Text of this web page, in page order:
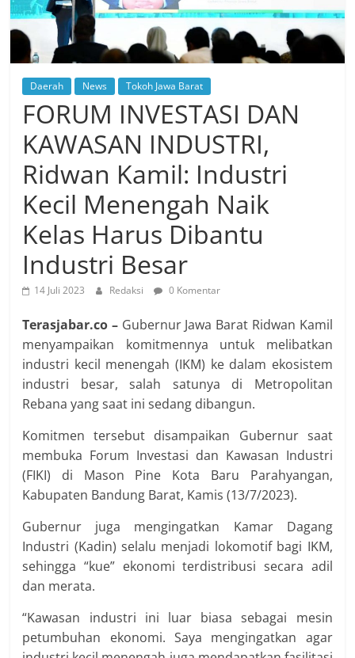
Daerah News Tokoh Jawa Barat
FORUM INVESTASI DAN
KAWASAN INDUSTRI,
Ridwan Kamil: Industri
Kecil Menengah Naik
Kelas Harus Dibantu
Industri Besar
14 Juli 2023 Redaksi 0 Komentar
Terasjabar.co – Gubernur Jawa Barat Ridwan Kamil
menyampaikan komitmennya untuk melibatkan
industri kecil menengah (IKM) ke dalam ekosistem
industri besar, salah satunya di Metropolitan
Rebana yang saat ini sedang dibangun.
Komitmen tersebut disampaikan Gubernur saat
membuka Forum Investasi dan Kawasan Industri
(FIKI) di Mason Pine Kota Baru Parahyangan,
Kabupaten Bandung Barat, Kamis (13/7/2023).
Gubernur juga mengingatkan Kamar Dagang
Industri (Kadin) selalu menjadi lokomotif bagi IKM,
sehingga “kue” ekonomi terdistribusi secara adil
dan merata.
“Kawasan industri ini luar biasa sebagai mesin
petumbuhan ekonomi. Saya mengingatkan agar